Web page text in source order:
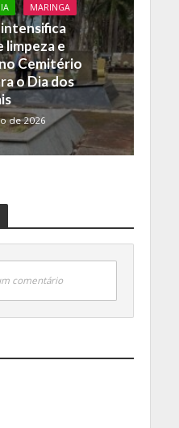
MARINGA
limpeza e
Cemitério
o Dia dos
de 2026
comentário